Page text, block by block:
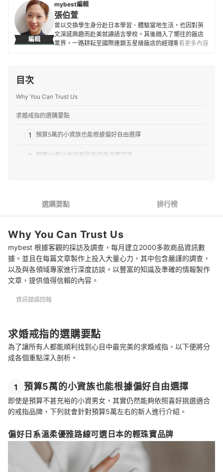
編輯
mybest編輯
張伯萱
曾以交換學生身分赴日本學習、體驗當地生活，也因對英
文深感興趣而赴美就讀語言學校。其後踏入了嚮往的飯店
業界，一路耕耘至國際連鎖五星級飯店的經理職，因此對
看更多內容
目次
Why You Can Trust Us
求婚戒指的選購要點
1 預算5萬的小資族也能根據偏好自由選擇
2 預算10萬以內就有歐美經典品牌可選
5 確認有提供調整戒圍與清潔保養等售後服務
求婚戒指 推薦排行榜
深入認識Tiffany戒指及其他精品選擇
選購要點 排行榜
Why You Can Trust Us
mybest 根據客觀的採訪及調查，每月建立2000多款商品資訊數
據。並且在每篇文章製作上投入大量心力，其中包含嚴謹的調查，
以及與各領域專家進行深度訪談。以豐富的知識及準確的情報製作
文章，提供值得信賴的內容。
資訊錯誤回報
求婚戒指的選購要點
為了讓所有人都能順利找到心目中最完美的求婚戒指，以下便將分
成各個重點深入剖析。
1 預算5萬的小資族也能根據偏好自由選擇
即使是預算不甚充裕的小資男女，其實仍然能夠依照喜好挑選適合
的戒指品牌，下列就會針對預算5萬左右的新人進行介紹。
偏好日系溫柔優雅路線可選日本的輕珠寶品牌